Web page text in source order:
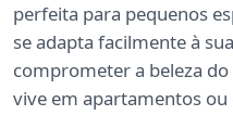
perfeita para pequenos
se adapta facilmente à
comprometer a beleza
vive em apartamentos ou